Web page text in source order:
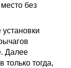
без
установки
Далее
только тогда,